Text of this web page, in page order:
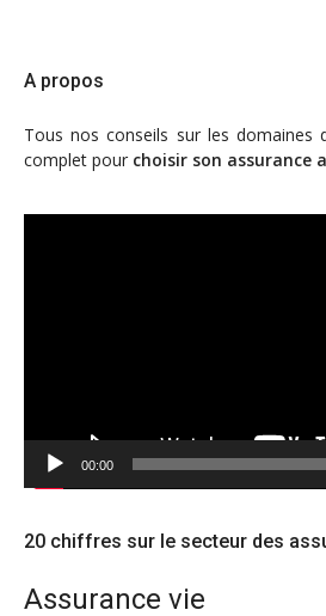
A propos
Tous nos conseils sur les domaines
complet pour choisir son assurance
00:00
20 chiffres sur le secteur des
Assurance vie